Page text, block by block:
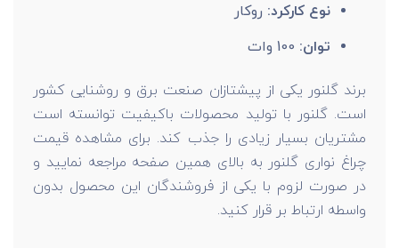
نوع کارکرد: روکار
توان: 100 وات
برند گلنور یکی از پیشتازان صنعت برق و روشنایی کشور
است. گلنور با تولید محصولات باکیفیت توانسته است
مشتریان بسیار زیادی را جذب کند. برای مشاهده قیمت
چراغ نواری گلنور به بالای همین صفحه مراجعه نمایید و
در صورت لزوم با یکی از فروشندگان این محصول بدون
واسطه ارتباط بر قرار کنید.